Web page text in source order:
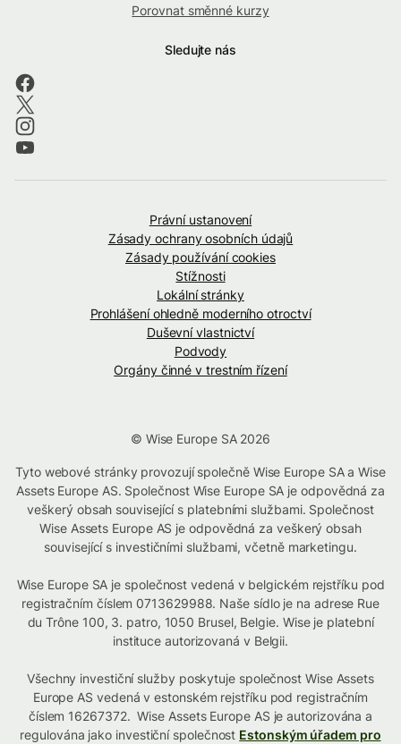
Porovnat směnné kurzy
Sledujte nás
Právní ustanovení
Zásady ochrany osobních údajů
Zásady používání cookies
Stížnosti
Lokální stránky
Prohlášení ohledně moderního otroctví
Duševní vlastnictví
Podvody
Orgány činné v trestním řízení
© Wise Europe SA 2026
Tyto webové stránky provozují společně Wise Europe SA a Wise
Assets Europe AS. Společnost Wise Europe SA je odpovědná za
veškerý obsah související s platebními službami. Společnost
Wise Assets Europe AS je odpovědná za veškerý obsah
související s investičními službami, včetně marketingu.
Wise Europe SA je společnost vedená v belgickém rejstříku pod
registračním číslem 0713629988. Naše sídlo je na adrese Rue
du Trône 100, 3. patro, 1050 Brusel, Belgie. Wise je platební
instituce autorizovaná v Belgii.
Všechny investiční služby poskytuje společnost Wise Assets
Europe AS vedená v estonském rejstříku pod registračním
číslem 16267372. Wise Assets Europe AS je autorizována a
regulována jako investiční společnost Estonským úřadem pro